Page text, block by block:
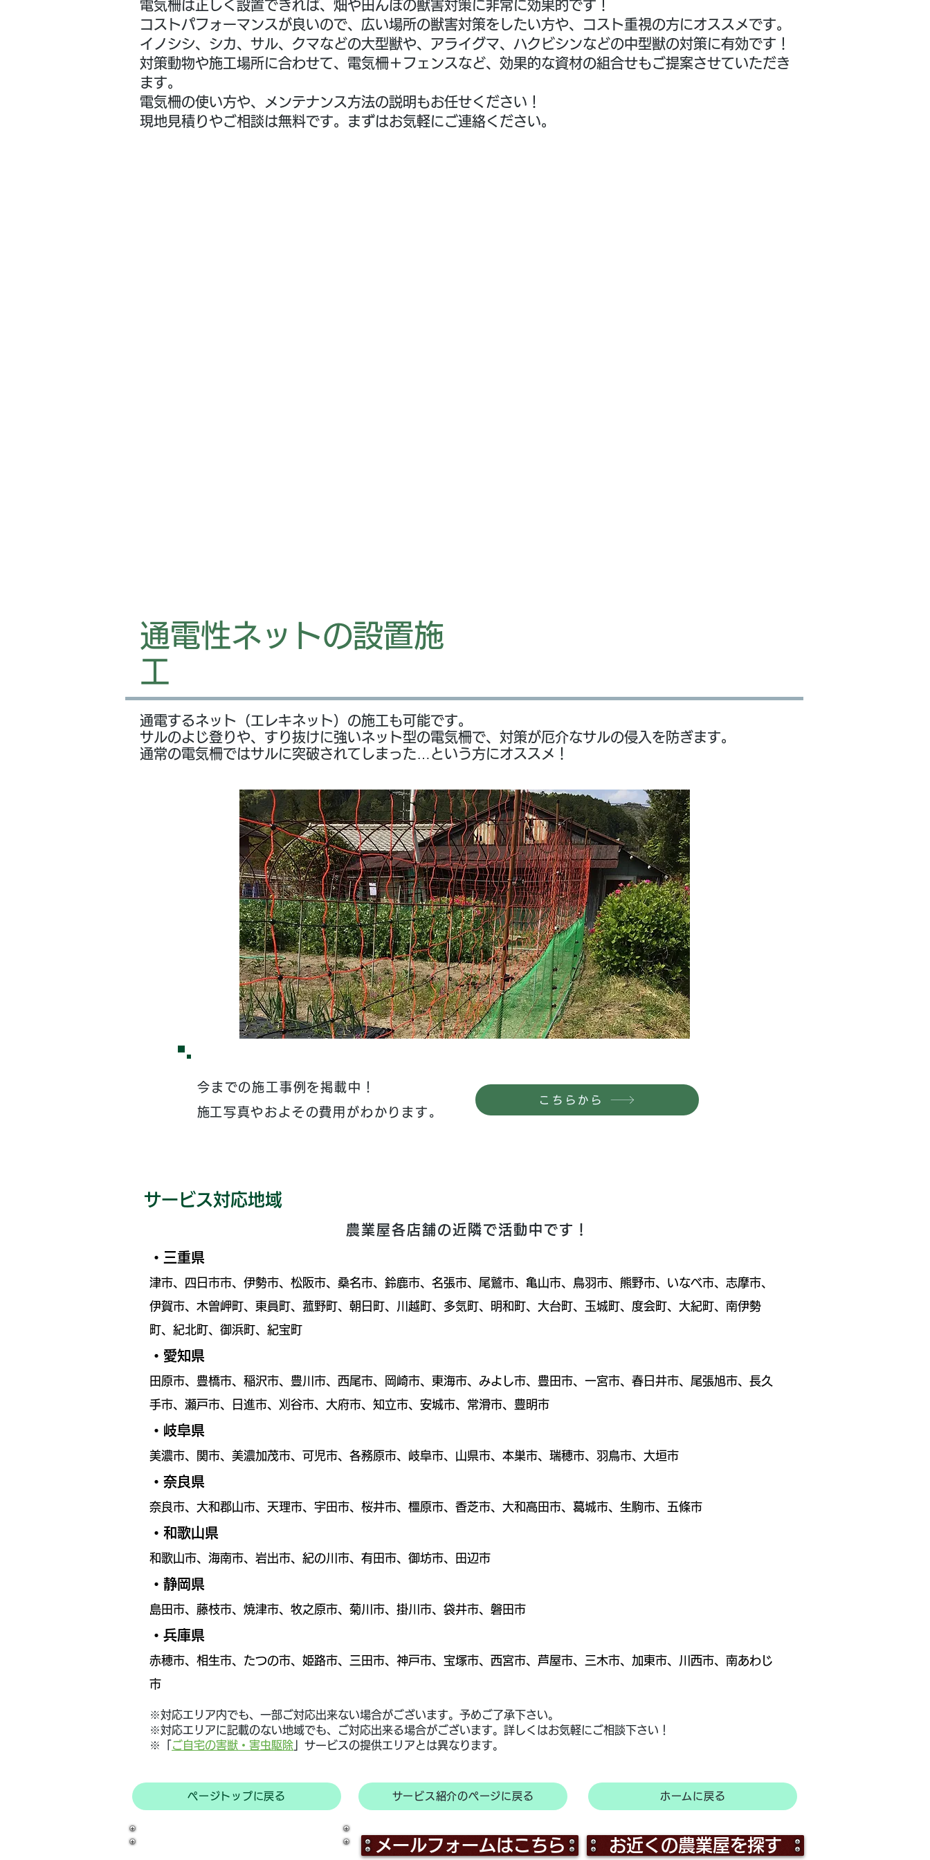
電気柵は正しく設置できれば、畑や田んぼの獣害対策に非常に効果的です！
コストパフォーマンスが良いので、広い場所の獣害対策をしたい方や、コスト重視の方にオススメです。
イノシシ、シカ、サル、クマなどの大型獣や、アライグマ、ハクビシンなどの中型獣の対策に有効です！
対策動物や施工場所に合わせて、電気柵＋フェンスなど、効果的な資材の組合せもご提案させていただき
ます。
電気柵の使い方や、メンテナンス方法の説明もお任せください！
現地見積りやご相談は無料です。まずはお気軽にご連絡ください。
通電性ネットの設置施
工
通電するネット（エレキネット）の施工も可能です。
サルのよじ登りや、すり抜けに強いネット型の電気柵で、対策が厄介なサルの侵入を防ぎます。
​通常の電気柵ではサルに突破されてしまった…という方にオススメ！
今までの施工事例を掲載中！
​施工写真やおよその費用がわかります。
こちらから
サービス対応地域
農業屋各店舗の近隣で活動中です！
・三重県
津市、四日市市、伊勢市、松阪市、桑名市、鈴鹿市、名張市、尾鷲市、亀山市、鳥羽市、熊野市、いなべ市、志摩市、
伊賀市、木曽岬町、東員町、菰野町、朝日町、川越町、多気町、明和町、大台町、玉城町、度会町、大紀町、南伊勢
町、紀北町、御浜町、紀宝町
・愛知県
田原市、豊橋市、稲沢市、豊川市、西尾市、岡崎市、東海市、みよし市、豊田市、一宮市、春日井市、 尾張旭市、長久
手市、瀬戸市、日進市、刈谷市、大府市、知立市、安城市、常滑市、豊明市
・岐阜県
​美濃市、関市、美濃加茂市、可児市、各務原市、岐阜市、山県市、本巣市、瑞穂市、羽鳥市、大垣市
・奈良県
奈良市、大和郡山市、天理市、宇田市、桜井市、橿原市、香芝市、大和高田市、葛城市、生駒市、五條市
・和歌山県
和歌山市、海南市、岩出市、紀の川市、有田市、御坊市、田辺市
・静岡県
島田市、藤枝市、焼津市、牧之原市、菊川市、掛川市、袋井市、磐田市
・兵庫県
赤穂市、相生市、たつの市、姫路市、三田市、神戸市、宝塚市、西宮市、芦屋市、三木市、加東市、川西市、南あわじ
市
※対応エリア内でも、一部ご対応出来ない場合がございます。予めご了承下さい。
​※対応エリアに記載のない地域でも、ご対応出来る場合がございます。詳しくはお気軽にご相談下さい！
​※「
ご自宅の害獣・害虫駆除 」サービスの​提供エリアとは異なります。
ページトップに戻る サービス紹介のページに戻る ホームに戻る
メールフォームはこちら お近くの農業屋を探す